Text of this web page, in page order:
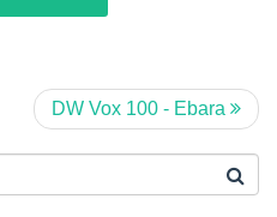
DW Vox 100 - Ebara